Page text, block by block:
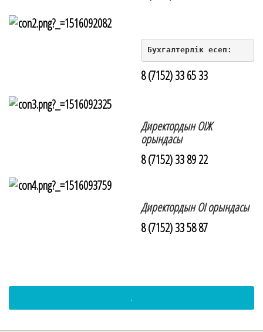
Бухгалтерлік есеп:
8 (7152) 33 65 33
Директордын ОІЖ
орындасы
8 (7152) 33 89 22
Директордын ОІ орындасы
8 (7152) 33 58 87
.